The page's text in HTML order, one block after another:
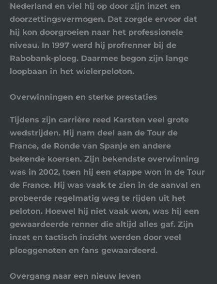
Nederland en viel hij op door zijn inzet en
doorzettingsvermogen. Dat zorgde ervoor dat
hij kon doorgroeien naar het professionele
niveau. In 1997 werd hij profrenner bij de
Rabobank-ploeg. Daarmee begon zijn lange
loopbaan in het wielerpeloton.
Overwinningen en sterke prestaties
Tijdens zijn carrière reed Karsten veel grote
wedstrijden. Hij nam deel aan de Tour de
France, de Ronde van Spanje en andere
bekende koersen. Zijn bekendste overwinning
was in 2002, toen hij een etappe won in de Tour
de France. Hij was vaak te zien in de aanval en
probeerde regelmatig weg te rijden uit het
peloton. Hoewel hij niet vaak won, was hij een
gewaardeerde renner die altijd alles gaf. Zijn
inzet en tactisch inzicht werden door veel
ploeggenoten en fans gewaardeerd.
Overgang naar een nieuw leven